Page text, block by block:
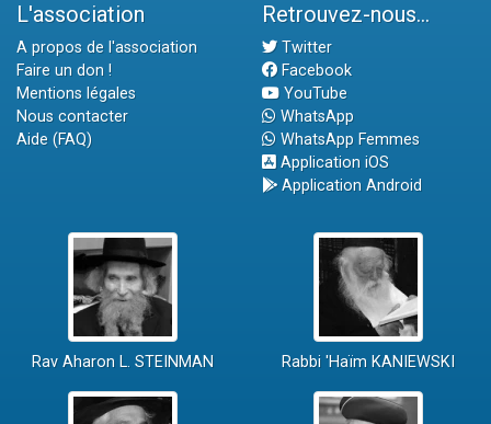
L'association
A propos de l'association
Faire un don !
Mentions légales
Nous contacter
Aide (FAQ)
Retrouvez-nous...
Twitter
Facebook
YouTube
WhatsApp
WhatsApp Femmes
Application iOS
Application Android
Rav Aharon L. STEINMAN Rabbi 'Haïm KANIEWSKI